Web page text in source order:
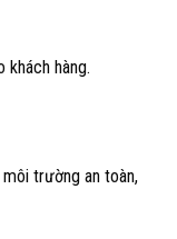
hàng.
trường an toàn,